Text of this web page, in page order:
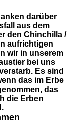
darüber
aus dem
den Chinchilla /
aufrichtigen
wir in unserem
bei uns
Es sind
das im Erbe
das
die Erben